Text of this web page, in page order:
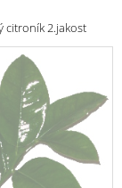
citroník 2.jakost